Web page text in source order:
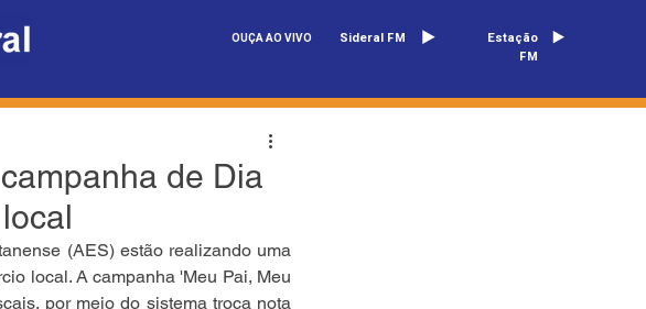
OUÇA AO VIVO Sideral FM
Estação
FM
de Dia
(AES) estão realizando uma
local. A campanha 'Meu Pai, Meu
por meio do sistema troca nota